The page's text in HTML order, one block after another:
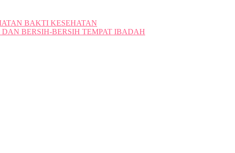
BAKTI KESEHATAN
BERSIH-BERSIH TEMPAT IBADAH